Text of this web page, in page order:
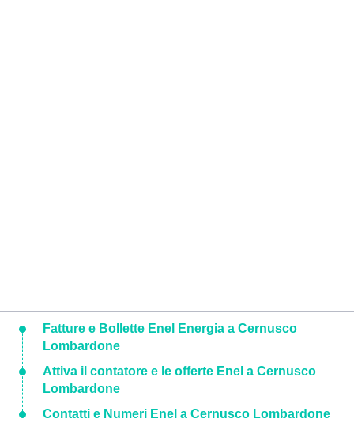
Fatture e Bollette Enel Energia a Cernusco
Lombardone
Attiva il contatore e le offerte Enel a Cernusco
Lombardone
Contatti e Numeri Enel a Cernusco Lombardone